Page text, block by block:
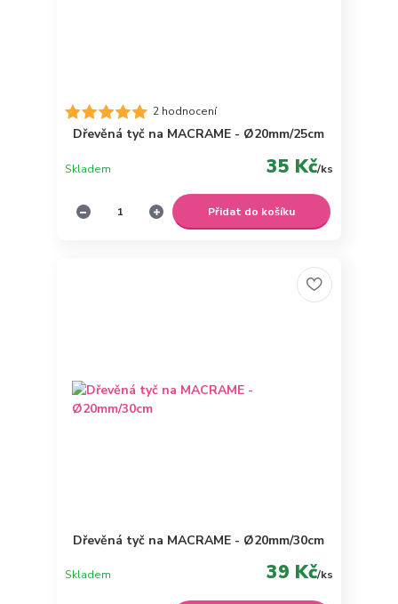
2 hodnocení
Dřevěná tyč na MACRAME - Ø20mm/25cm
35 Kč/ks
Skladem
Přidat do košíku
Dřevěná tyč na MACRAME - Ø20mm/30cm
39 Kč/ks
Skladem